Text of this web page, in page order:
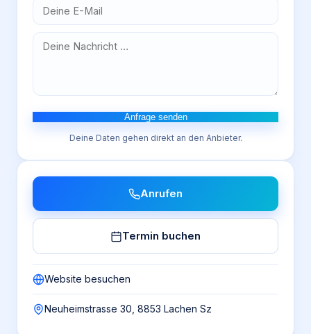
Anfrage senden
Deine Daten gehen direkt an den Anbieter.
Anrufen
Termin buchen
Website besuchen
Neuheimstrasse 30, 8853 Lachen Sz